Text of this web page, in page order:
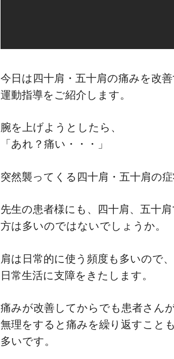
今日は四十肩・五十肩の痛みを改
運動指導をご紹介します。
腕を上げようとしたら、
「あれ？痛い・・・」
突然襲ってくる四十肩・五十肩の
先生の患者様にも、四十肩、五十
方は多いのではないでしょうか。
肩は日常的に使う頻度も多いので、
日常生活に支障をきたします。
痛みが改善してからでも患者さん
無理をすると痛みを繰り返すことも
多いです。